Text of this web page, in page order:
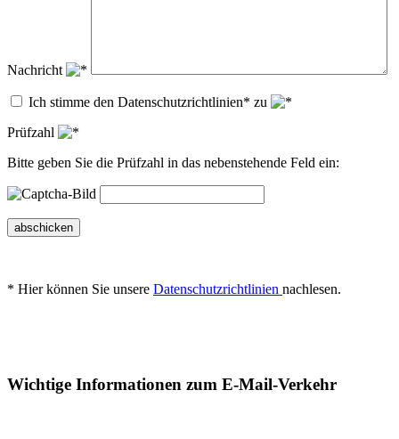
Nachricht
Ich stimme den Datenschutzrichtlinien* zu
Prüfzahl
Bitte geben Sie die Prüfzahl in das nebenstehende Feld ein:
abschicken
* Hier können Sie unsere Datenschutzrichtlinien nachlesen.
Wichtige Informationen zum E-Mail-Verkehr